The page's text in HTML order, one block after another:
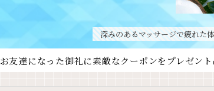
深みのあるマッサージで疲れた
お友達になった御礼に素敵なクーポンをプレゼン